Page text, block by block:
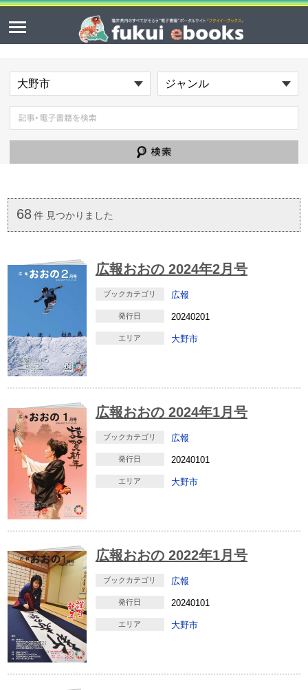
68 件 見つかりました
広報おおの 2024年2月号
ブックカテゴリ 広報
発行日 20240201
エリア 大野市
広報おおの 2024年1月号
ブックカテゴリ 広報
発行日 20240101
エリア 大野市
広報おおの 2022年1月号
ブックカテゴリ 広報
発行日 20240101
エリア 大野市